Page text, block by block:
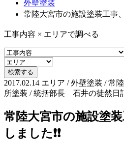
外壁塗装
常陸大宮市の施設塗装工事、
工事内容 × エリアで調べる
2017.02.14 エリア / 外壁塗装 / 常
所塗装 / 統括部長 石井の徒然日
常陸大宮市の施設塗
しました❗❗